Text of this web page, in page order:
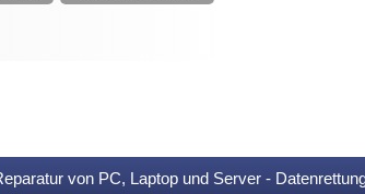
von PC, Laptop und Server -